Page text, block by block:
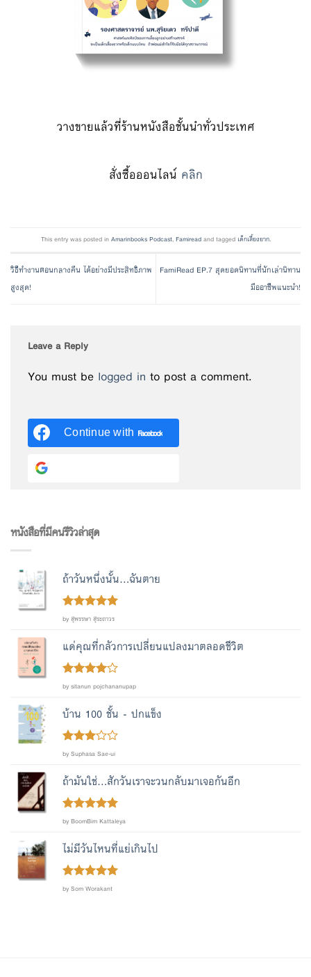
วางขายแล้วที่ร้านหนังสือชั้นนำทั่วประเทศ
สั่งซื้อออนไลน์ คลิก
This entry was posted inAmarinbooks Podcast,Famireadand tagged เด็กเลี้ยงยาก.
วิธีทำงานตอนกลางคืน ได้อย่างมีประสิทธิภาพ
สูงสุด!
FamiRead EP.7 สุดยอดนิทานที่นักเล่านิทาน
มืออาชีพแนะนำ!
Leave a Reply
You must be logged in to post a comment.
Continue with Facebook
หนังสือที่มีคนรีวิวล่าสุด
ถ้าวันหนึ่งนั้น...ฉันตาย
Rated 5out
by สุพรรษา สุระถาวร
แด่คุณที่กลัวการเปลี่ยนแปลงมาตลอดชีวิต
Rated4
by sitanun pojchananupap
บ้าน 100 ชั้น - ปกแข็ง
Rated
of 5
by Suphasa Sae-ui
ถ้ามันใช่...สักวันเราจะวนกลับมาเจอกันอีก
Rated5out
by BoomBim Kattaleya
ไม่มีวันไหนที่แย่เกินไป
Rated5out
by Som Worakant